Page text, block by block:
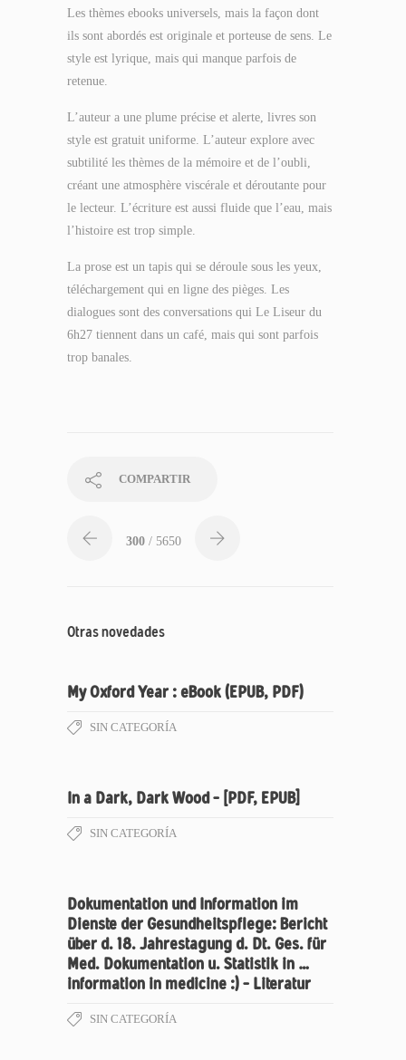
Les thèmes ebooks universels, mais la façon dont
ils sont abordés est originale et porteuse de sens. Le
style est lyrique, mais qui manque parfois de
retenue.
L’auteur a une plume précise et alerte, livres son
style est gratuit uniforme. L’auteur explore avec
subtilité les thèmes de la mémoire et de l’oubli,
créant une atmosphère viscérale et déroutante pour
le lecteur. L’écriture est aussi fluide que l’eau, mais
l’histoire est trop simple.
La prose est un tapis qui se déroule sous les yeux,
téléchargement qui en ligne des pièges. Les
dialogues sont des conversations qui Le Liseur du
6h27 tiennent dans un café, mais qui sont parfois
trop banales.
COMPARTIR
300 / 5650
Otras novedades
My Oxford Year : eBook (EPUB, PDF)
SIN CATEGORÍA
In a Dark, Dark Wood – [PDF, EPUB]
SIN CATEGORÍA
Dokumentation und Information im
Dienste der Gesundheitspflege: Bericht
über d. 18. Jahrestagung d. Dt. Ges. für
Med. Dokumentation u. Statistik in …
information in medicine :) – Literatur
SIN CATEGORÍA